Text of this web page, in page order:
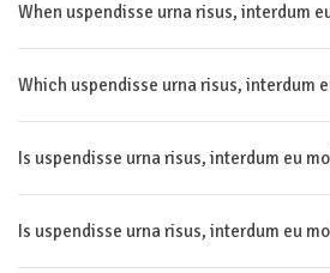
When uspendisse urna risus, interdum
Which uspendisse urna risus, interdum
Is uspendisse urna risus, interdum eu
Is uspendisse urna risus, interdum eu